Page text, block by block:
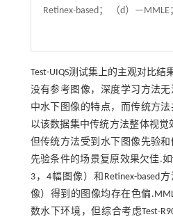
Retinex-based； （d）—MMLE
Test-UIQS测试集上的主观对比结
没有参考图像，深度学习方法
中水下图像的特点，而传统方
以该数据集中传统方法整体视
但传统方法受到水下图像先验
先验条件的场景复原效果欠佳.如
3，4幅图像）和Retinex-based
像）得到的图像均存在色偏
数水下环境，但综合考虑Test-